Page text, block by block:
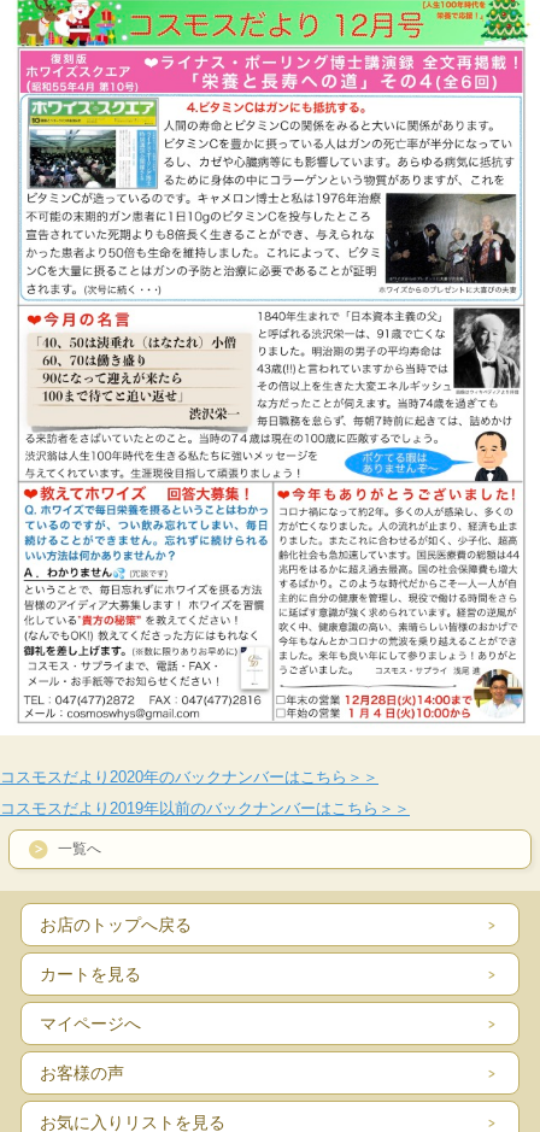
コスモスだより2020年のバックナンバーはこちら＞＞
コスモスだより2019年以前のバックナンバーはこちら＞＞
一覧へ
お店のトップへ戻る
カートを見る
マイページへ
お客様の声
お気に入りリストを見る